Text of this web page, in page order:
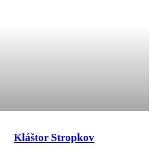
Kláštor Stropkov